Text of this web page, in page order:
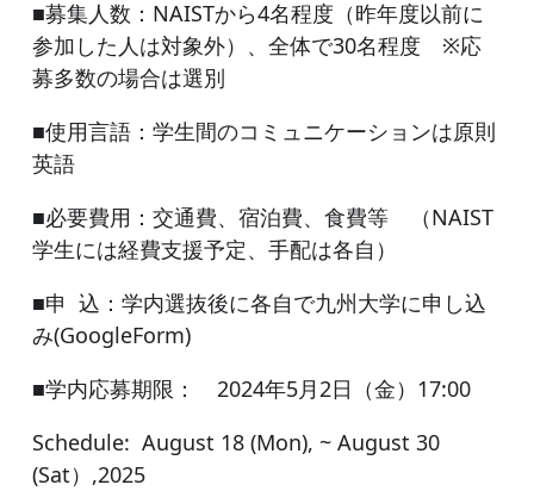
■募集人数：NAISTから4名程度（昨年度以前に
参加した人は対象外）、全体で30名程度 ※応
募多数の場合は選別
■使用言語：学生間のコミュニケーションは原則
英語
■必要費用：交通費、宿泊費、食費等 （NAIST
学生には経費支援予定、手配は各自）
■申 込：学内選抜後に各自で九州大学に申し込
み(GoogleForm)
■学内応募期限： 2024年5月2日（金）17:00
Schedule: August 18 (Mon), ~ August 30
(Sat）,2025